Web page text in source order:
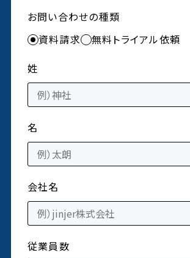
お問い合わせの種類
資料請求
無料トライアル依頼
姓
名
会社名
従業員数